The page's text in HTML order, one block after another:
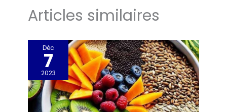
Articles similaires
Déc
7
2023